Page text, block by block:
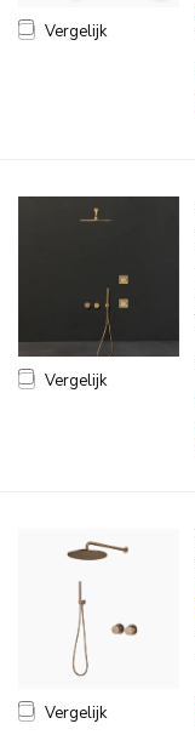
Vergelijk
Vergelijk
Vergelijk